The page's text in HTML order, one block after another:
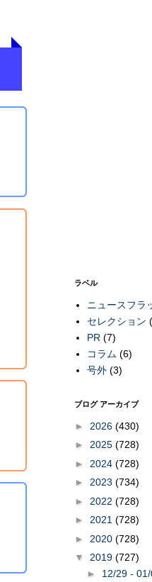
ラベル
ニュースフラ
セレクション
PR (7)
コラム (6)
号外 (3)
ブログ アーカイブ
► 2026 (430)
► 2025 (728)
► 2024 (728)
► 2023 (734)
► 2022 (728)
► 2021 (728)
► 2020 (728)
▼ 2019 (727)
► 12/29 -